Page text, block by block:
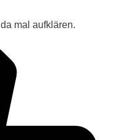
mal aufklären.